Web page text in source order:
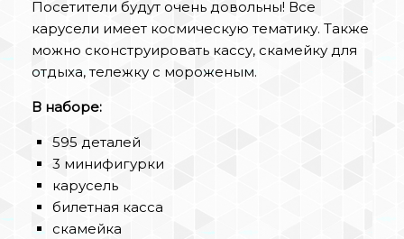
Посетители будут очень довольны! Все
карусели имеет космическую тематику. Также
можно сконструировать кассу, скамейку для
отдыха, тележку с мороженым.
В наборе:
595 деталей
3 минифигурки
карусель
билетная касса
скамейка